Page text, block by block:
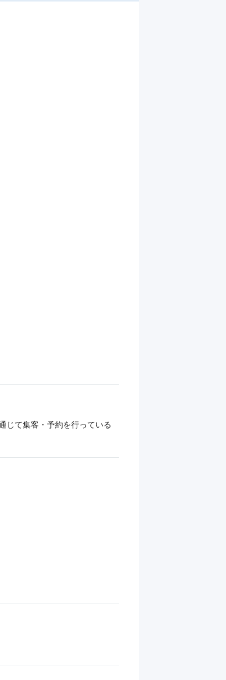
じて集客・予約を行っている